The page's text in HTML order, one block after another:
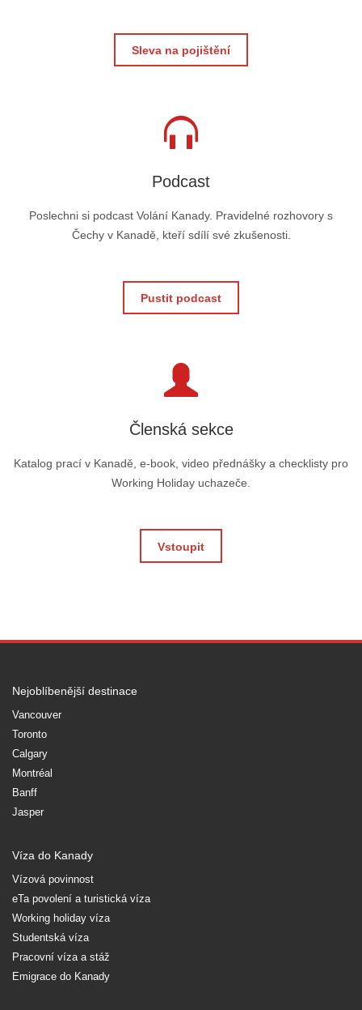
Sleva na pojištění
Podcast
Poslechni si podcast Volání Kanady. Pravidelné rozhovory s
Čechy v Kanadě, kteří sdílí své zkušenosti.
Pustit podcast
Členská sekce
Katalog prací v Kanadě, e-book, video přednášky a checklisty pro
Working Holiday uchazeče.
Vstoupit
Nejoblíbenější destinace
Vancouver
Toronto
Calgary
Montréal
Banff
Jasper
Víza do Kanady
Vízová povinnost
eTa povolení a turistická víza
Working holiday víza
Studentská víza
Pracovní víza a stáž
Emigrace do Kanady